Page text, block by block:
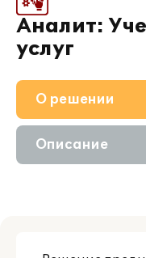
Аналит:
услуг
О решении
Приобретение
Описание